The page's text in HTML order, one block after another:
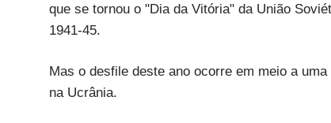
que se tornou o "Dia da Vitória" da União
1941-45.
Mas o desfile deste ano ocorre em meio a
na Ucrânia.